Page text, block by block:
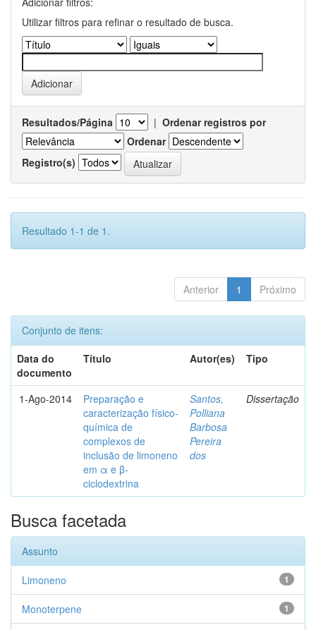
Utilizar filtros para refinar o resultado de busca.
Resultados/Página | Ordenar registros por
Ordenar
Registro(s)
Resultado 1-1 de 1.
Anterior 1 Próximo
Conjunto de itens:
Data do
documento
Título Autor(es) Tipo
1-Ago-2014
Preparação e
caracterização físico-
química de
complexos de
inclusão de limoneno
em α e β-
ciclodextrina
Santos,
Polliana
Barbosa
Pereira
dos
Dissertação
Busca facetada
Assunto
1
Limoneno
1
Monoterpene